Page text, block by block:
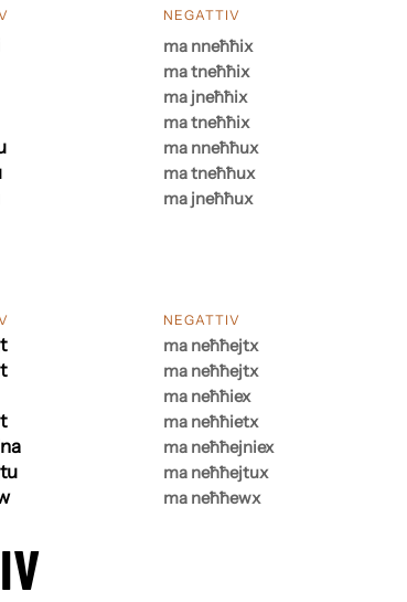
NEGATTIV
ma nneħħix
ma tneħħix
ma jneħħix
ma tneħħix
ma nneħħux
ma tneħħux
ma jneħħux
NEGATTIV
ma neħħejtx
ma neħħejtx
ma neħħiex
ma neħħietx
ma neħħejniex
ma neħħejtux
ma neħħewx